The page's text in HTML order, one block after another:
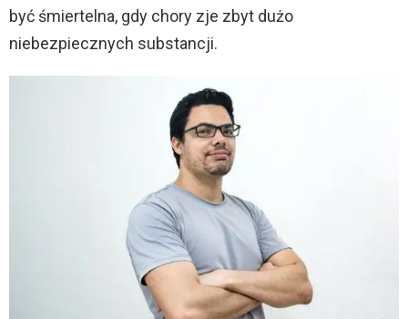
być śmiertelna, gdy chory zje zbyt dużo
niebezpiecznych substancji.